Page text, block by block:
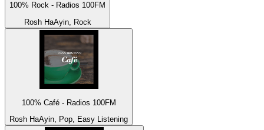
100% Rock - Radios 100FM
Rosh HaAyin, Rock
100% Café - Radios 100FM
Rosh HaAyin, Pop, Easy Listening